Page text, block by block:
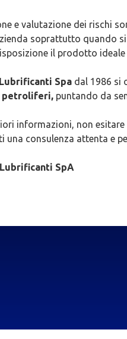
e valutazione dei rischi
soprattutto quando
il prodotto
Spa dal 1986 si
petroliferi, puntando da
informazioni, non esitare
una consulenza attenta e
SpA